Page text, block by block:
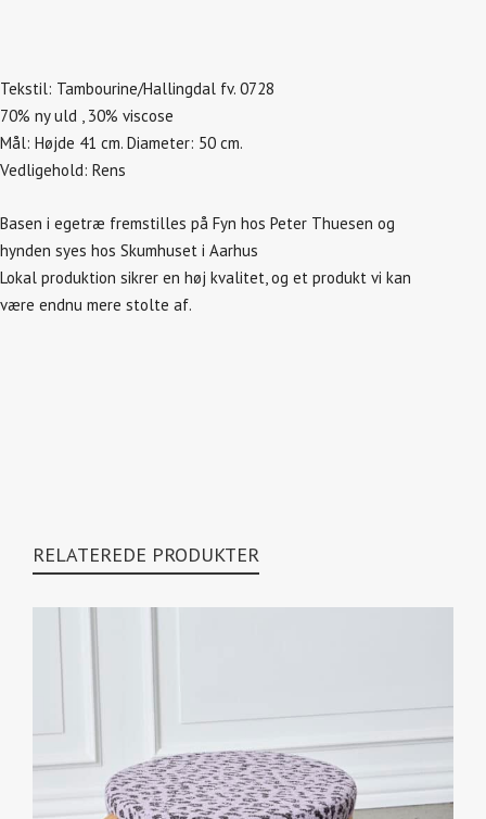
Tekstil: Tambourine/Hallingdal fv. 0728
70% ny uld , 30% viscose
Mål: Højde 41 cm. Diameter: 50 cm.
Vedligehold: Rens
Basen i egetræ fremstilles på Fyn hos Peter Thuesen og
hynden syes hos Skumhuset i Aarhus
Lokal produktion sikrer en høj kvalitet, og et produkt vi kan
være endnu mere stolte af.
RELATEREDE PRODUKTER